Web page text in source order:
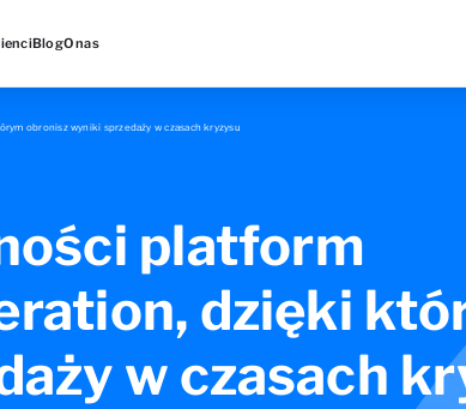
BlogO nas
obronisz wyniki sprzedaży w czasach kryzysu
platform
dzięki
w czasach